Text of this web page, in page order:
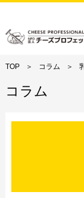
TOP コラム
コラム